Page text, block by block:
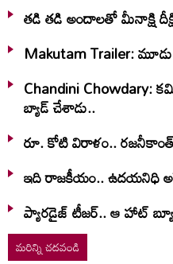
తడి తడి అందాలతో మీనాక్షి
Makutam Trailer:
Chandini Chowdary:
బ్యాడ్ చేశాడు..
రూ. కోటి విరాళం..
ఇది రాజకీయం.. ఉదయనిధి
ప్యారడైజ్ టీజర్.. ఆ హాట్
మరిన్ని చదవండి